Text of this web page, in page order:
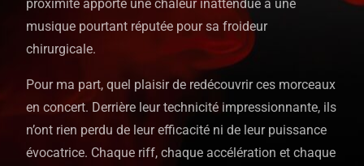
proximité apporte une chaleur inattendue à une
musique pourtant réputée pour sa froideur
chirurgicale.
Pour ma part, quel plaisir de redécouvrir ces morceaux
en concert. Derrière leur technicité impressionnante, ils
n’ont rien perdu de leur efficacité ni de leur puissance
évocatrice. Chaque riff, chaque accélération et chaque